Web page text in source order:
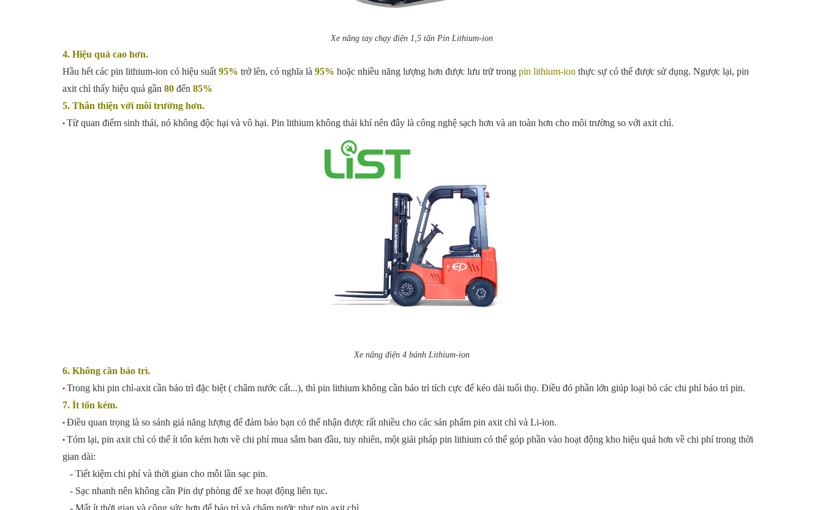
Xe nâng tay chạy điện 1,5 tấn Pin Lithium-ion
4. Hiệu quả cao hơn.
Hầu hết các pin lithium-ion có hiệu suất 95% trở lên, có nghĩa là 95% hoặc nhiều năng lượng hơn được lưu trữ trong pin lithium-ion thực sự có thể được sử dụng. Ngược lại, pin
axit chì thấy hiệu quả gần 80 đến 85%
5. Thân thiện với môi trường hơn.
• Từ quan điểm sinh thái, nó không độc hại và vô hại. Pin lithium không thải khí nên đây là công nghệ sạch hơn và an toàn hơn cho môi trường so với axit chì.
Xe nâng điện 4 bánh Lithium-ion
6. Không cần bảo trì.
• Trong khi pin chì-axit cần bảo trì đặc biệt ( châm nước cất...), thì pin lithium không cần bảo trì tích cực để kéo dài tuổi thọ. Điều đó phần lớn giúp loại bỏ các chi phí bảo trì pin.
7. Ít tốn kém.
• Điều quan trọng là so sánh giá năng lượng để đảm bảo bạn có thể nhận được rất nhiều cho các sản phẩm pin axit chì và Li-ion.
• Tóm lại, pin axit chì có thể ít tốn kém hơn về chi phí mua sắm ban đầu, tuy nhiên, một giải pháp pin lithium có thể góp phần vào hoạt động kho hiệu quả hơn về chi phí trong thời
gian dài:
- Tiết kiệm chi phí và thời gian cho mỗi lần sạc pin.
- Sạc nhanh nên không cần Pin dự phòng để xe hoạt động liên tục.
- Mất ít thời gian và công sức hơn để bảo trì và châm nước như pin axit chì.